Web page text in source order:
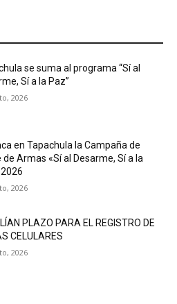
se suma al programa “Sí al
Sí a la Paz”
2026
en Tapachula la Campaña de
de Armas «Sí al Desarme, Sí a la
2026
PLAZO PARA EL REGISTRO DE
CELULARES
2026